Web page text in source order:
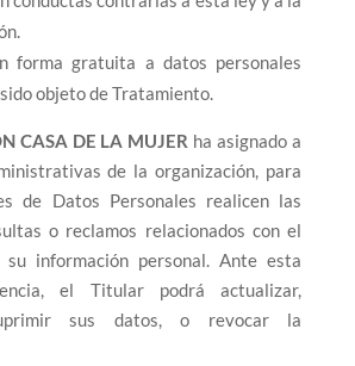
forma gratuita a datos personales
objeto de Tratamiento.
CASA DE LA MUJER ha asignado a
de la organización, para
de Datos Personales realicen las
o reclamos relacionados con el
información personal. Ante esta
el Titular podrá actualizar,
sus datos, o revocar la